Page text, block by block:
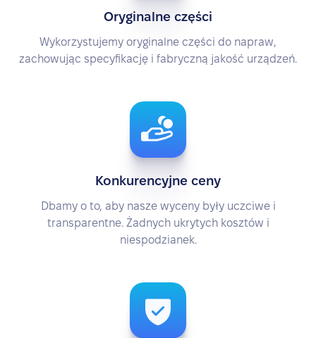
Oryginalne części
Wykorzystujemy oryginalne części do napraw,
zachowując specyfikację i fabryczną jakość urządzeń.
Konkurencyjne ceny
Dbamy o to, aby nasze wyceny były uczciwe i
transparentne. Żadnych ukrytych kosztów i
niespodzianek.